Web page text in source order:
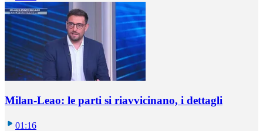
Milan-Leao: le parti si riavvicinano, i dettagli
01:16